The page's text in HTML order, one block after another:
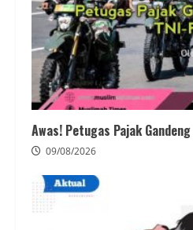
Awas! Petugas Pajak
09/08/2026